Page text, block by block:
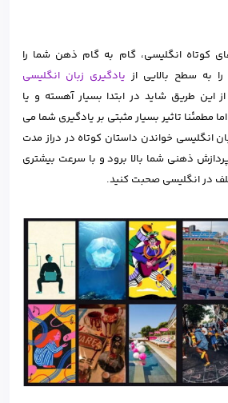
کوتاه انگلیسی، گام به گام ذهن شما را
به سطح بالایی از یادگیری زبان انگلیسی
این طریق شاید در ابتدا بسیار آهسته‌ و یا
مطمئنا تاثیر بسیار مثبتی بر یادگیری شما می
انگلیسی خواندن داستان کوتاه در دراز مدت
ذهنی شما بالا برود و با سرعت بیشتری
در انگلیسی صحبت کنید.